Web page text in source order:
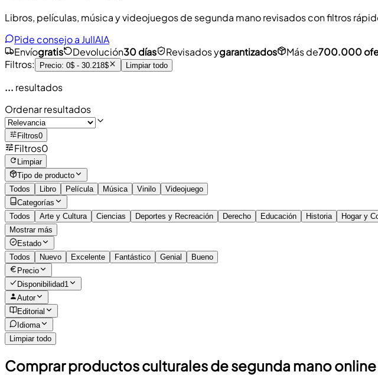
Libros, películas, música y videojuegos de segunda mano revisados con filtros
Pide consejo a JulIAIA
Envíogratis Devolución30 días Revisados ygarantizados Más de700.000
Filtros: Precio: 0$ - 30.218$ Limpiar todo
... resultados
Ordenar resultados
Filtros0
Filtros0
Limpiar
Tipo de producto
Todos
Libro Película Música Vinilo
Videojuego
Categorías
Todos
Arte y Cultura Ciencias Deportes y Recreación Derecho Educación Historia Hogar y
Mostrar más
Estado
Todos
Nuevo Excelente Fantástico Genial
Bueno
Precio
Disponibilidad1
Autor
Editorial
Idioma
Limpiar todo
Comprar productos culturales de segunda mano online